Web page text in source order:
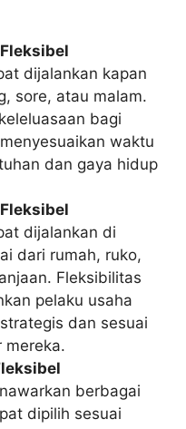
dijalankan kapan
sore, atau malam.
bagi
waktu
dan gaya hidup
dijalankan di
dari rumah, ruko,
Fleksibilitas
pelaku usaha
dan sesuai
mereka.
berbagai
dipilih sesuai